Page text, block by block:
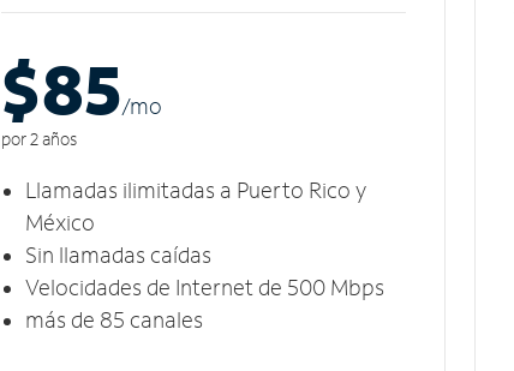
$85/mo
por 2 años
Llamadas ilimitadas a Puerto Rico y
México
Sin llamadas caídas
Velocidades de Internet de 500 Mbps
más de 85 canales